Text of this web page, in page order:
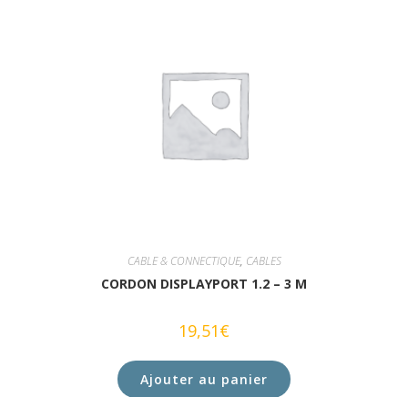
CABLE & CONNECTIQUE, CABLES
CORDON DISPLAYPORT 1.2 – 3 M
19,51€
Ajouter au panier